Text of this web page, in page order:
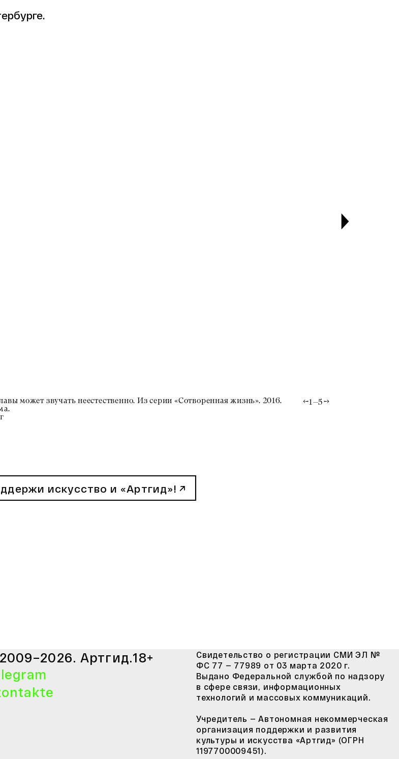
может звучать неестественно. Из серии «Сотворенная жизнь». 2016. 1—5
искусство и «Артгид»!
Артгид.18+
Свидетельство о регистрации СМИ ЭЛ №
ФС 77 — 77989 от 03 марта 2020 г.
Выдано Федеральной службой по надзору
в сфере связи, информационных
технологий и массовых коммуникаций.
Учредитель — Автономная некоммерческая
организация поддержки и развития
культуры и искусства «Артгид» (ОГРН
1197700009451).